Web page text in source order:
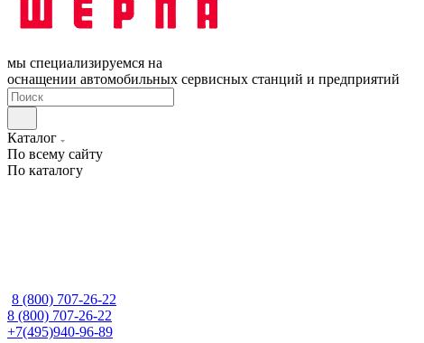
мы специализируемся на
оснащении автомобильных сервисных станций и предприятий
Каталог
По всему сайту
По каталогу
8 (800) 707-26-22
8 (800) 707-26-22
+7(495)940-96-89